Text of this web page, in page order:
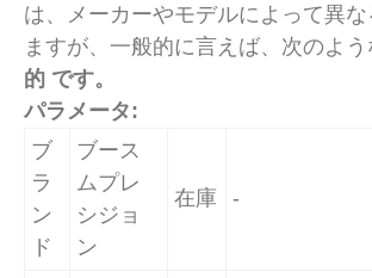
は、メーカーやモデルによって異な
ますが、一般的に言えば、次のよう
的 です。
パラメータ:
ブ
ラ
ン
ド
ブース
ムプレ
シジョ
ン
在庫 -